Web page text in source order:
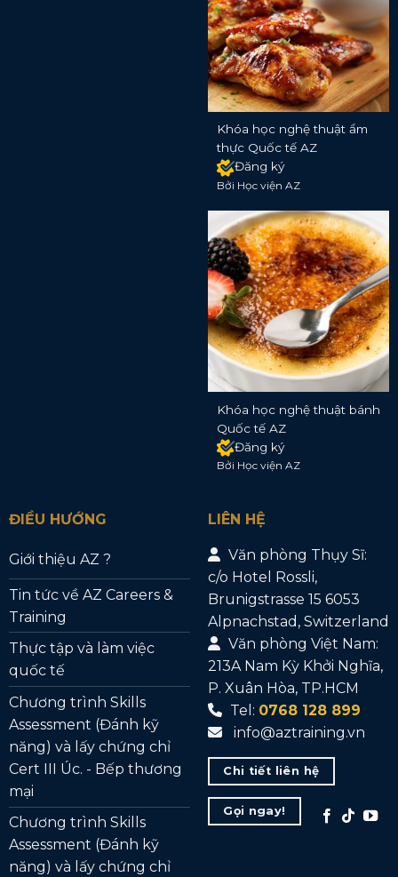
Khóa học nghệ thuật ẩm
thực Quốc tế AZ
Đăng ký
Bởi Học viện AZ
Khóa học nghệ thuật bánh
Quốc tế AZ
Đăng ký
Bởi Học viện AZ
ĐIỀU HƯỚNG
Giới thiệu AZ ?
Tin tức về AZ Careers &
Training
Thực tập và làm việc
quốc tế
Chương trình Skills
Assessment (Đánh kỹ
năng) và lấy chứng chỉ
Cert III Úc. - Bếp thương
mại
Chương trình Skills
Assessment (Đánh kỹ
năng) và lấy chứng chỉ
LIÊN HỆ
Văn phòng Thụy Sĩ:
c/o Hotel Rossli,
Brunigstrasse 15 6053
Alpnachstad, Switzerland
Văn phòng Việt Nam:
213A Nam Kỳ Khởi Nghĩa,
P. Xuân Hòa, TP.HCM
Tel: 0768 128 899
info@aztraining.vn
Chi tiết liên hệ
Gọi ngay!